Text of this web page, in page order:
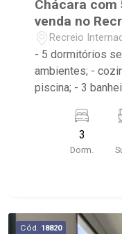
Chácara
venda no
Recreio
- 5 dormitórios
ambientes; -
piscina; - 3
3
Dorm.
Cód. 18820